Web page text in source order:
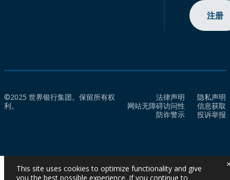
注册
©2025 世界银行集团。保留所有权
利。
法律声明
隐私声明
网站无障碍访问性
信息获取
防诈警示
投诉举报
This site uses cookies to optimize functionality and give
you the best possible experience. If you continue to